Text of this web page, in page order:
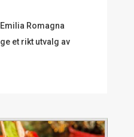
Romagna
et rikt utvalg av